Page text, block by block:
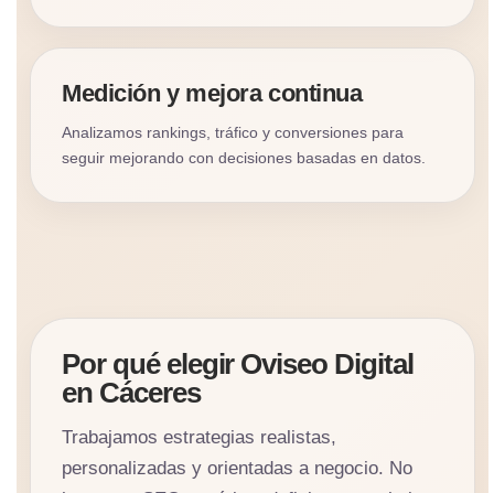
Medición y mejora continua
Analizamos rankings, tráfico y conversiones para
seguir mejorando con decisiones basadas en datos.
Por qué elegir Oviseo Digital
en Cáceres
Trabajamos estrategias realistas,
personalizadas y orientadas a negocio. No